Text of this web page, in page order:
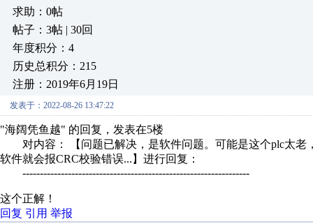
求助：0帖
帖子：3帖 | 30回
年度积分：4
历史总积分：215
注册：2019年6月19日
发表于：2022-08-26 13:47:22
"海阔凭鱼越" 的回复，发表在5楼
对内容： 【问题已解决，是软件问题。可能是这个plc太老
软件就会报CRC校验错误...】进行回复：
-----------------------------------------------------------------
这个正解！
回复 引用 举报